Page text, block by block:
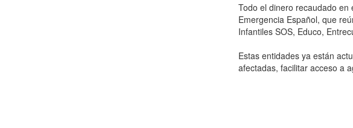
Todo el dinero recaudado
Emergencia Español, que
Infantiles SOS, Educo,
Estas entidades ya están
afectadas, facilitar acceso a